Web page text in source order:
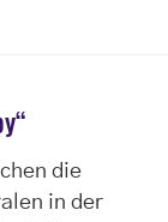
die
in der